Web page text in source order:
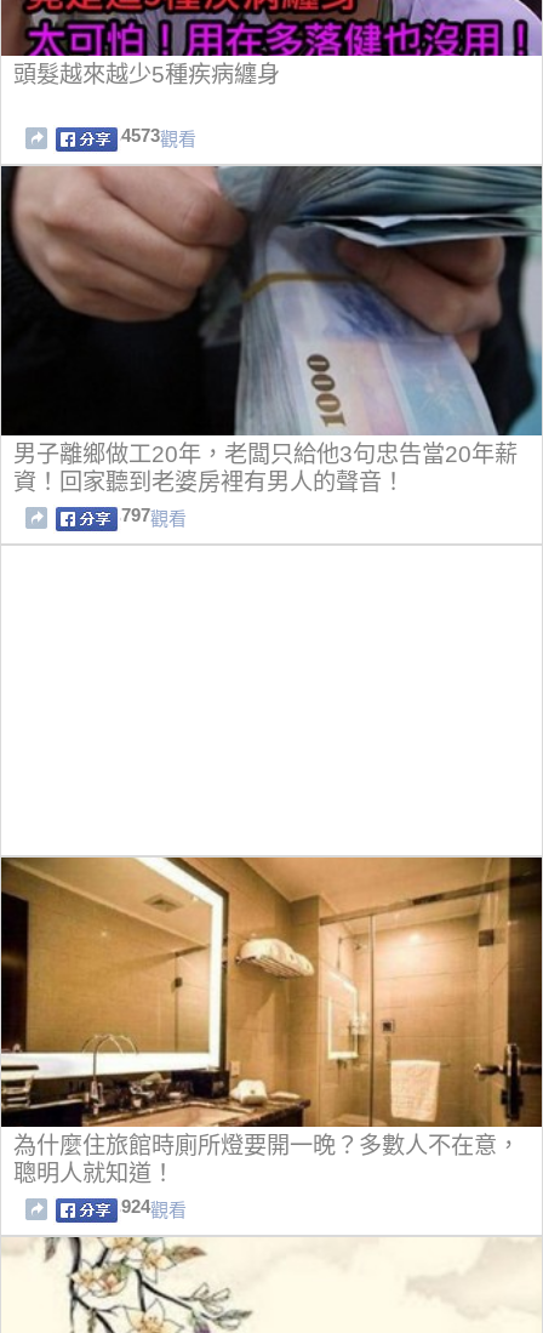
頭髮越來越少5種疾病纏身
4573觀看
男子離鄉做工20年，老闆只給他3句忠告當20年薪
資！回家聽到老婆房裡有男人的聲音！
797觀看
為什麼住旅館時廁所燈要開一晚？多數人不在意，
聰明人就知道！
924觀看